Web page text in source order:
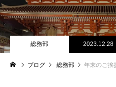
総務部 2023.12.28
ブログ 総務部 年末のご挨